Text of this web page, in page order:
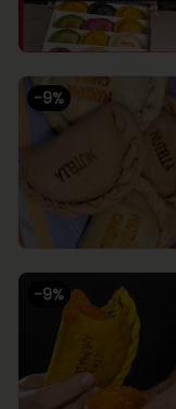
-9%
-9%